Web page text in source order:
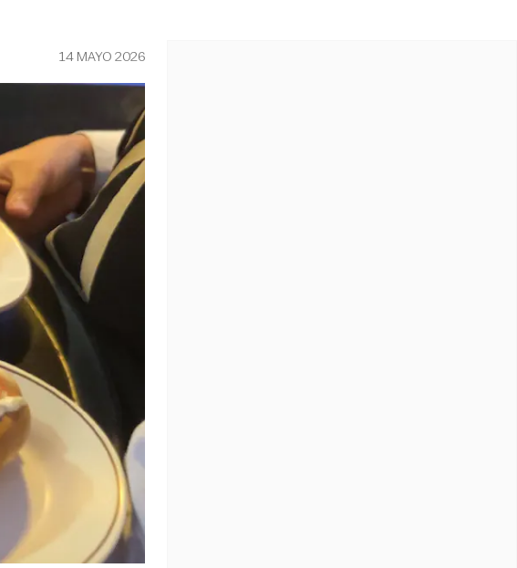
14 MAYO 2026